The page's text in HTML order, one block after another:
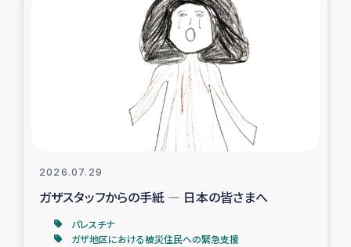
ふりかけ普及と食生活改善による栄養改善事業
フェアトレード事業
緊急支援事業
女性の生計向上を通じた子どもの栄養改善事業
民際教育
食べる
2026.07.29
ガザスタッフからの手紙 ― 日本の皆さまへ
パレスチナ
ガザ地区における被災住民への緊急支援